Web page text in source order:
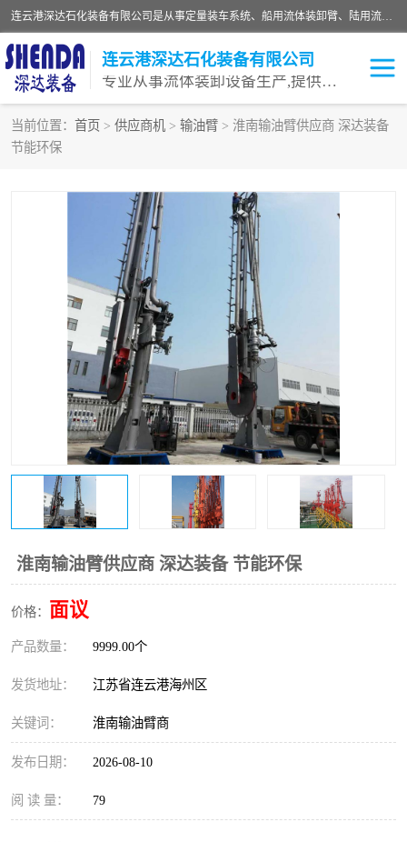
连云港深达石化装备有限公司是从事定量装车系统、船用流体装卸臂、陆用流体装卸臂（鹤管）、活动梯、钢构平台等全系列流体装卸设备的设计、制造、销售以及服务的专业供应商。公司始终以客户为中心，密切跟踪国内外油气储运及装卸设备先进技术的发展，以先进的技术、优质的产品、一流的服务，满足客户需求。
连云港深达石化装备有限公司
专业从事流体装卸设备生产,提供全面解决方案，生产与定制服务
当前位置： 首页 > 供应商机 > 输油臂 > 淮南输油臂供应商 深达装备
节能环保
淮南输油臂供应商 深达装备 节能环保
价格： 面议
产品数量： 9999.00个
发货地址： 江苏省连云港海州区
关键词： 淮南输油臂商
发布日期： 2026-08-10
阅 读 量： 79
鹤管
LNG鹤管
潜油泵鹤管
流体装卸臂 输油臂
撬装鹤管 汽车鹤管
火车鹤管